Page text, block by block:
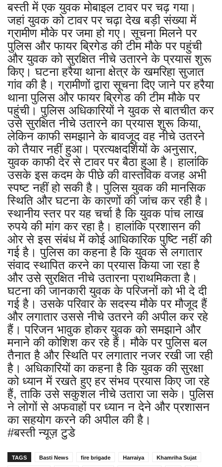
बस्ती में एक युवक मोबाइल टावर पर चढ़ गया।
जहां युवक को टावर पर चढ़ा देख बड़ी संख्या में
ग्रामीण मौके पर जमा हो गए। सूचना मिलने पर
पुलिस और फायर ब्रिगेड की टीम मौके पर पहुंची
और युवक को सुरक्षित नीचे उतारने के प्रयास शुरू
किए। घटना हरैया थाना क्षेत्र के खमरिहा सुजात
गांव की है। ग्रामीणों द्वारा सूचना दिए जाने पर हरैया
थाना पुलिस और फायर ब्रिगेड की टीम मौके पर
पहुंची। पुलिस अधिकारियों ने युवक से बातचीत कर
उसे सुरक्षित नीचे उतारने का प्रयास शुरू किया,
लेकिन काफी समझाने के बावजूद वह नीचे उतरने
को तैयार नहीं हुआ। प्रत्यक्षदर्शियों के अनुसार,
युवक काफी देर से टावर पर बैठा हुआ है। हालांकि
उसके इस कदम के पीछे की वास्तविक वजह अभी
स्पष्ट नहीं हो सकी है। पुलिस युवक की मानसिक
स्थिति और घटना के कारणों की जांच कर रही है।
स्थानीय स्तर पर यह चर्चा है कि युवक पांच लाख
रुपये की मांग कर रहा है। हालांकि प्रशासन की
ओर से इस संबंध में कोई आधिकारिक पुष्टि नहीं की
गई है। पुलिस का कहना है कि युवक से लगातार
संवाद स्थापित करने का प्रयास किया जा रहा है
और उसे सुरक्षित नीचे उतारना प्राथमिकता है।
घटना की जानकारी युवक के परिजनों को भी दे दी
गई है। उसके परिवार के सदस्य मौके पर मौजूद हैं
और लगातार उससे नीचे उतरने की अपील कर रहे
हैं। परिजन भावुक होकर युवक को समझाने और
मनाने की कोशिश कर रहे हैं। मौके पर पुलिस बल
तैनात है और स्थिति पर लगातार नजर रखी जा रही
है। अधिकारियों का कहना है कि युवक की सुरक्षा
को ध्यान में रखते हुए हर संभव प्रयास किए जा रहे
हैं, ताकि उसे सकुशल नीचे उतारा जा सके। पुलिस
ने लोगों से अफवाहों पर ध्यान न देने और प्रशासन
का सहयोग करने की अपील की है।
#बस्ती न्यूज़ टुडे
TAGS Basti News fire brigade Harraiya Khamriha Sujat